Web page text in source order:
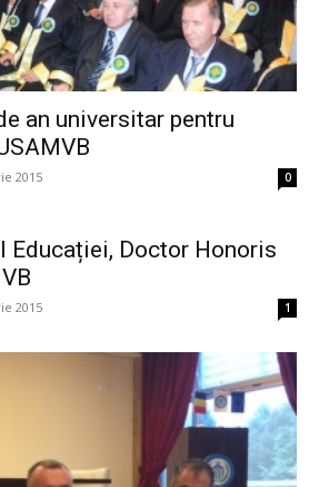
an universitar pentru
2015 0
Educației, Doctor Honoris
2015 1